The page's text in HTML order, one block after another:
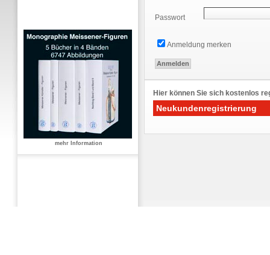
mehr Information
Passwort
Anmeldung merken
Hier können Sie sich kostenlos
Neukundenregistrierung